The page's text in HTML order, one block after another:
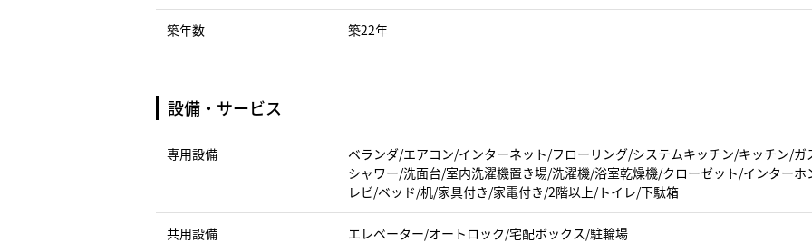
築年数 築22年
設備・サービス
専用設備
ベランダ/エアコン/インターネット/フローリング/システムキッチン/キッチン/
シャワー/洗面台/室内洗濯機置き場/洗濯機/浴室乾燥機/クローゼット/インター
レビ/ベッド/机/家具付き/家電付き/2階以上/トイレ/下駄箱
共用設備 エレベーター/オートロック/宅配ボックス/駐輪場